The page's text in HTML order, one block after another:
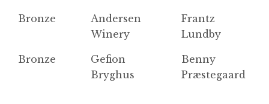
Bronze
Andersen
Winery
Frantz
Lundby
Bronze
Gefion
Bryghus
Benny
Præstegaard